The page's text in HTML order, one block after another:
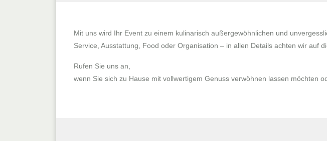
Mit uns wird Ihr Event zu einem kulinarisch außergewöhnlichen und
Service, Ausstattung, Food oder Organisation – in allen Details achten wir auf
Rufen Sie uns an,
wenn Sie sich zu Hause mit vollwertigem Genuss verwöhnen lassen möchten